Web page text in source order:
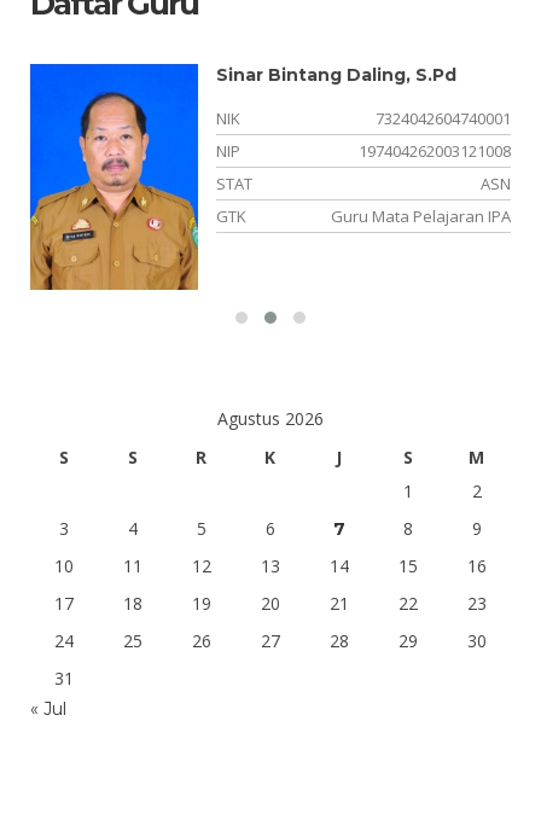
Sinar Bintang Daling, S.Pd
NIK
7324042604740001
NIP
197404262003121008
STAT
ASN
GTK
Guru Mata Pelajaran IPA
Agustus 2026
S
S R K J S
M
1
2
3
4 5 6 7 8
9
10
11 12 13 14 15
16
17
18 19 20 21 22
23
24
25 26 27 28 29
30
31
« Jul